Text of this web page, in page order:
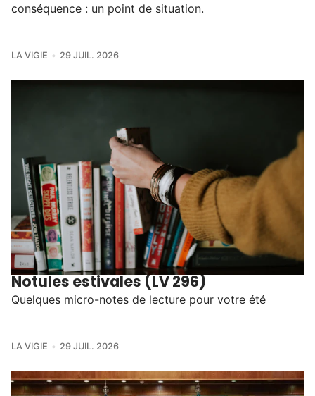
conséquence : un point de situation.
LA VIGIE 29 JUIL. 2026
Notules estivales (LV 296)
Quelques micro-notes de lecture pour votre été
LA VIGIE 29 JUIL. 2026